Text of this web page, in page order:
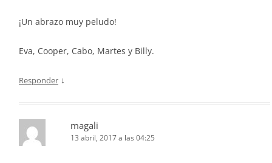
¡Un abrazo muy peludo!
Eva, Cooper, Cabo, Martes y Billy.
Responder ↓
magali
13 abril, 2017 a las 04:25